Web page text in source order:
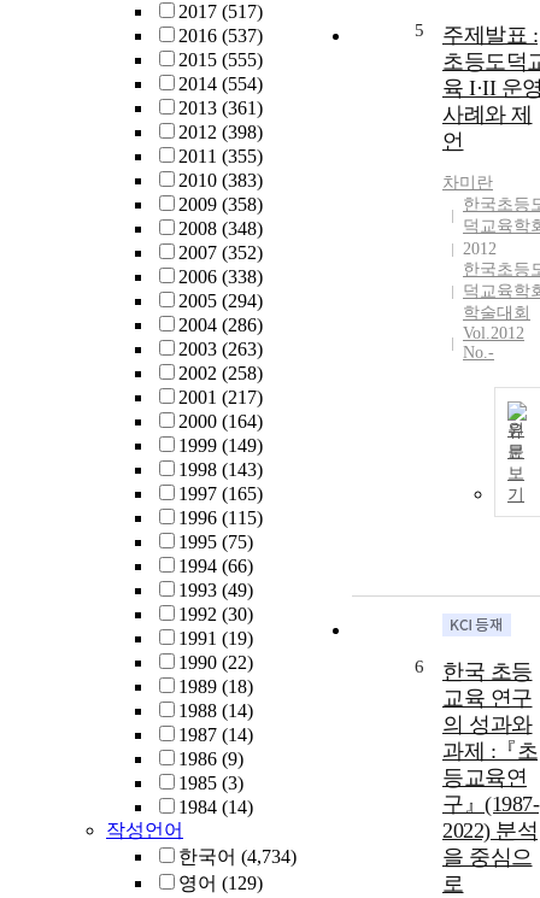
2017 (517)
2016 (537)
2015 (555)
2014 (554)
2013 (361)
2012 (398)
2011 (355)
2010 (383)
2009 (358)
2008 (348)
2007 (352)
2006 (338)
2005 (294)
2004 (286)
2003 (263)
2002 (258)
2001 (217)
2000 (164)
1999 (149)
1998 (143)
1997 (165)
1996 (115)
1995 (75)
1994 (66)
1993 (49)
1992 (30)
1991 (19)
1990 (22)
1989 (18)
1988 (14)
1987 (14)
1986 (9)
1985 (3)
1984 (14)
작성언어
한국어 (4,734)
영어 (129)
5
주제발표 :
초등도덕
육 I·II 운
사례와 제
언
차미란
한국초등
덕교육학
2012
한국초등
덕교육학
학술대회
Vol.2012
No.-
원
문
보
기
6
한국 초등
교육 연구
의 성과와
과제 :『초
등교육연
구』(1987-
2022) 분석
을 중심으
로